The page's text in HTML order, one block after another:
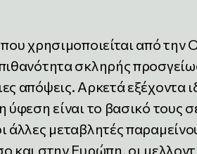
χρησιμοποιείται από
σκληρής
απόψεις. Αρκετά εξέχοντα
ύφεση είναι το βασικό τους
άλλες μεταβλητές
και στην Ευρώπη, οι